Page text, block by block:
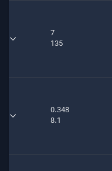
7
135
0.348
8.1